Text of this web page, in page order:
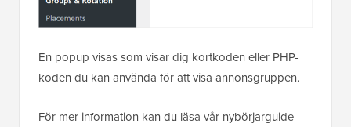
En popup visas som visar dig kortkoden eller PHP-
koden du kan använda för att visa annonsgruppen.
För mer information kan du läsa vår nybörjarguide